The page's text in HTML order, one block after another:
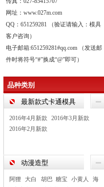
网址：www.027m.com
QQ：651259281 （验证请输入：模具
客户咨询）
电子邮箱:651259281#qq.com （发送邮
件时将符号“#”换成“@”即可）
品种类别
最新款式卡通模具
2016年4月新款
2016年3月新款
2016年2月新款
动漫造型
阿狸 大白 胡巴 糖宝 小黄人
海